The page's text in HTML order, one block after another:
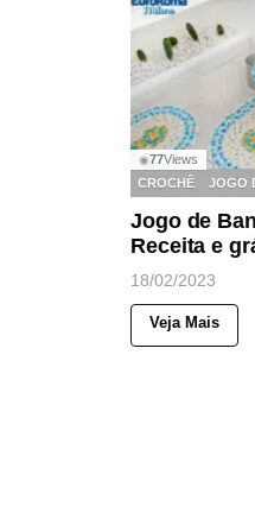
◉77Views
CROCHÊ
JOGO
Jogo de
Receita e
18/02/2023
Veja Mais